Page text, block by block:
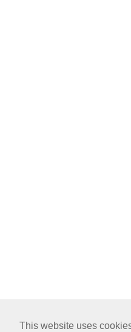
This website uses